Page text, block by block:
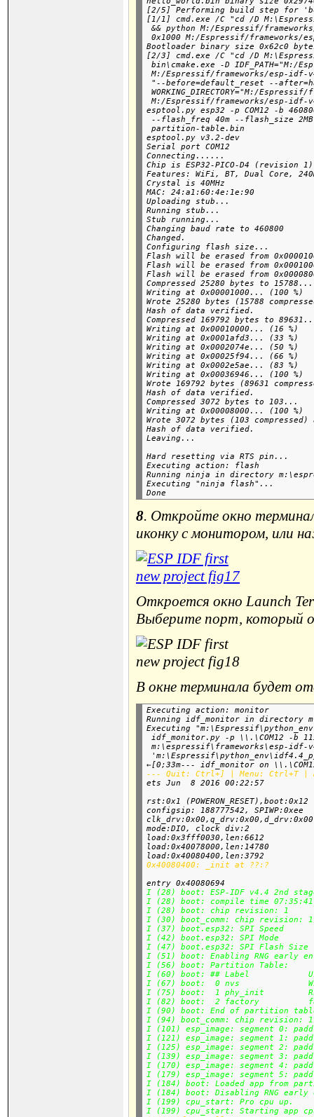
[2/5] Performing build step for
[1/1] cmd.exe /C "cd /D
&& python M:/Espressif/
0x1000 M:/Espressif/
Bootloader binary size 0x62c0
[2/3] cmd.exe /C "cd /D
bin\cmake.exe -D IDF_PATH="M:/
M:/Espressif/frameworks/esp-idf-
"--before=default_reset --
WORKING_DIRECTORY="M:/
M:/Espressif/frameworks/esp-idf-
esptool.py esp32 -p COM12 -b
--flash_freq 40m --flash_size
partition-table.bin
esptool.py v3.2-dev
Serial port COM12
Connecting......
Chip is ESP32-PICO-D4 (revision 1)
Features: WiFi, BT, Dual Core,
Crystal is 40MHz
MAC: 24:a1:60:4e:1e:90
Uploading stub...
Running stub...
Stub running...
Changing baud rate to 460800
Changed.
Configuring flash size...
Flash will be erased from
Flash will be erased from
Flash will be erased from
Compressed 25280 bytes to 15788...
Writing at 0x00001000... (100 %)
Wrote 25280 bytes (15788
Hash of data verified.
Compressed 169792 bytes to
Writing at 0x00010000... (16 %)
Writing at 0x0001afd3... (33 %)
Writing at 0x0002074e... (50 %)
Writing at 0x00025f94... (66 %)
Writing at 0x0002e5ae... (83 %)
Writing at 0x00036946... (100 %)
Wrote 169792 bytes (89631
Hash of data verified.
Compressed 3072 bytes to 103...
Writing at 0x00008000... (100 %)
Wrote 3072 bytes (103
Hash of data verified.
Hard resetting via RTS pin...
Executing action: flash
Running ninja in directory
Executing "ninja flash"...
8. Откройте окно
иконку с монитором, или
Откроется окно Launch
Выберите порт, который
В окне терминала будет
Executing action: monitor
Running idf_monitor in directory
Executing
idf_monitor.py -p \\.\COM12 -b
m:\espressif\frameworks\esp-
←[0;33m--- idf_monitor on
--- Quit: Ctrl+] | Menu: Ctrl+T |
rst:0x1 (POWERON_RESET),boot:0x12
configsip: 188777542, SPIWP:0xee
mode:DIO, clock div:2
load:0x3fff0030,len:6612
load:0x40078000,len:14780
load:0x40080400,len:3792
entry 0x40080694
I (28) boot: ESP-IDF v4.4 2nd
I (28) boot: compile time 07:35:41
I (28) boot: chip revision: 1
I (30) boot_comm: chip revision:
I (37) boot.esp32: SPI Speed      :
I (42) boot.esp32: SPI Mode
I (47) boot.esp32: SPI Flash Size
I (51) boot: Enabling RNG early
I (56) boot: Partition Table:
I (60) boot: ## Label
I (67) boot:  0 nvs
I (75) boot:  1 phy_init         RF
I (82) boot:  2 factory
I (90) boot: End of partition
I (94) boot_comm: chip
I (101) esp_image: segment 0:
I (121) esp_image: segment 1:
I (125) esp_image: segment 2:
I (139) esp_image: segment 3:
I (170) esp_image: segment 4:
I (179) esp_image: segment 5:
I (184) boot: Loaded app from
I (184) boot: Disabling RNG
I (199) cpu_start: Pro cpu up.
I (199) cpu_start: Starting app